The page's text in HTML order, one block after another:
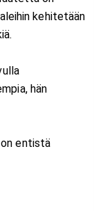
kehitetään
hän
entistä